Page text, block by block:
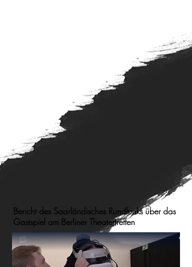
Bericht des Saarländisches Rundfunks über das
Gastspiel am Berliner Theatertreffen